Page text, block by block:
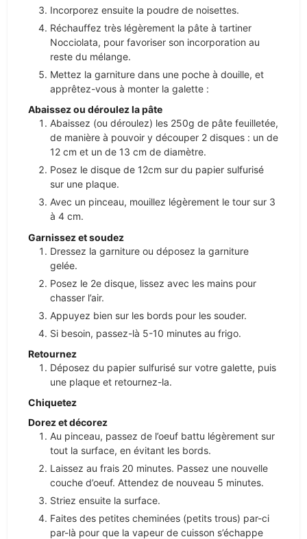
Incorporez ensuite la poudre de noisettes.
Réchauffez très légèrement la pâte à tartiner
Nocciolata, pour favoriser son incorporation au
reste du mélange.
Mettez la garniture dans une poche à douille, et
apprêtez-vous à monter la galette :
Abaissez ou déroulez la pâte
Abaissez (ou déroulez) les 250g de pâte feuilletée,
de manière à pouvoir y découper 2 disques : un de
12 cm et un de 13 cm de diamètre.
Posez le disque de 12cm sur du papier sulfurisé
sur une plaque.
Avec un pinceau, mouillez légèrement le tour sur 3
à 4 cm.
Garnissez et soudez
Dressez la garniture ou déposez la garniture
gelée.
Posez le 2e disque, lissez avec les mains pour
chasser l’air.
Appuyez bien sur les bords pour les souder.
Si besoin, passez-là 5-10 minutes au frigo.
Retournez
Déposez du papier sulfurisé sur votre galette, puis
une plaque et retournez-la.
Chiquetez
Dorez et décorez
Au pinceau, passez de l’oeuf battu légèrement sur
tout la surface, en évitant les bords.
Laissez au frais 20 minutes. Passez une nouvelle
couche d’oeuf. Attendez de nouveau 5 minutes.
Striez ensuite la surface.
Faites des petites cheminées (petits trous) par-ci
par-là pour que la vapeur de cuisson s’échappe